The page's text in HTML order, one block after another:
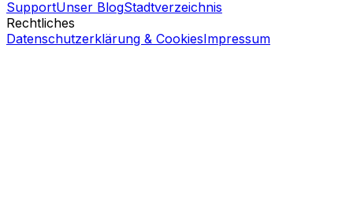
SupportUnser BlogStadtverzeichnis
Rechtliches
Datenschutzerklärung & CookiesImpressum